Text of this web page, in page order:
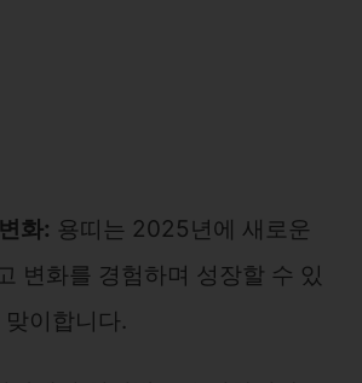
화: 용띠는 2025년에 새로운
변화를 경험하며 성장할 수 있
이합니다.